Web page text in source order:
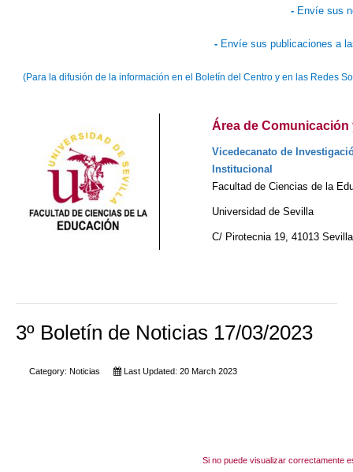
- Envíe sus
- Envíe sus publicaciones a
(Para la difusión de la información en el Boletín del Centro y en las Redes
Área de
Vicedecanato de
Institucional
Facultad de Ciencias de la
Universidad de Sevilla
C/ Pirotecnia 19, 41013 Sevilla
3º Boletín de Noticias 17/03/2023
Category: Noticias Last Updated: 20 March 2023
Si no puede visualizar correctamente